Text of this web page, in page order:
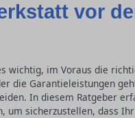
vor
wichtig, im Voraus die
die Garantieleistungen
In diesem Ratgeber
um sicherzustellen, dass Ihr